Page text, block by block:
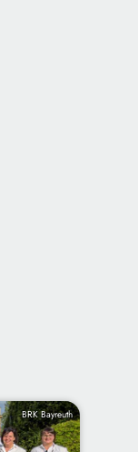
BRK Bayreuth